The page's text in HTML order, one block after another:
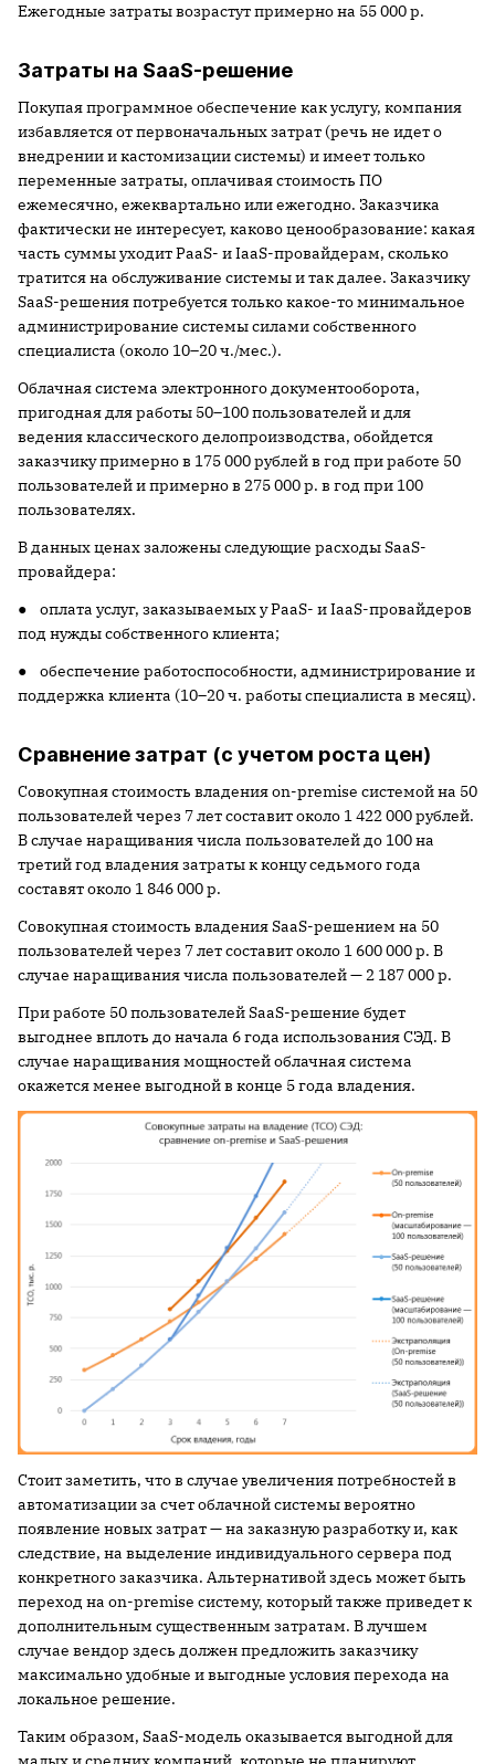
Ежегодные затраты возрастут примерно на 55 000 р.
Затраты на SaaS-решение
Покупая программное обеспечение как услугу, компания
избавляется от первоначальных затрат (речь не идет о
внедрении и кастомизации системы) и имеет только
переменные затраты, оплачивая стоимость ПО
ежемесячно, ежеквартально или ежегодно. Заказчика
фактически не интересует, каково ценообразование: какая
часть суммы уходит PaaS- и IaaS-провайдерам, сколько
тратится на обслуживание системы и так далее. Заказчику
SaaS-решения потребуется только какое-то минимальное
администрирование системы силами собственного
специалиста (около 10–20 ч./мес.).
Облачная система электронного документооборота,
пригодная для работы 50–100 пользователей и для
ведения классического делопроизводства, обойдется
заказчику примерно в 175 000 рублей в год при работе 50
пользователей и примерно в 275 000 р. в год при 100
пользователях.
В данных ценах заложены следующие расходы SaaS-
провайдера:
● оплата услуг, заказываемых у PaaS- и IaaS-провайдеров
под нужды собственного клиента;
● обеспечение работоспособности, администрирование и
поддержка клиента (10–20 ч. работы специалиста в месяц).
Сравнение затрат (с учетом роста цен)
Совокупная стоимость владения on-premise системой на 50
пользователей через 7 лет составит около 1 422 000 рублей.
В случае наращивания числа пользователей до 100 на
третий год владения затраты к концу седьмого года
составят около 1 846 000 р.
Совокупная стоимость владения SaaS-решением на 50
пользователей через 7 лет составит около 1 600 000 р. В
случае наращивания числа пользователей — 2 187 000 р.
При работе 50 пользователей SaaS-решение будет
выгоднее вплоть до начала 6 года использования СЭД. В
случае наращивания мощностей облачная система
окажется менее выгодной в конце 5 года владения.
Стоит заметить, что в случае увеличения потребностей в
автоматизации за счет облачной системы вероятно
появление новых затрат — на заказную разработку и, как
следствие, на выделение индивидуального сервера под
конкретного заказчика. Альтернативой здесь может быть
переход на on-premise систему, который также приведет к
дополнительным существенным затратам. В лучшем
случае вендор здесь должен предложить заказчику
максимально удобные и выгодные условия перехода на
локальное решение.
Таким образом, SaaS-модель оказывается выгодной для